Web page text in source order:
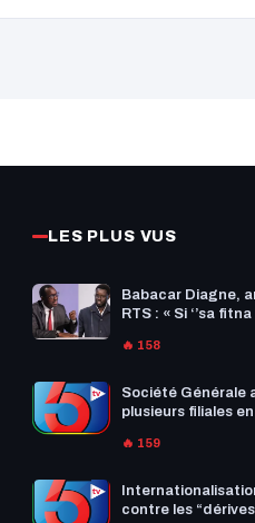
LES PLUS VUS
Babacar Diagne,
RTS : « Si ‘’sa
🔥 158
Société Générale
plusieurs filiales
🔥 159
contre les